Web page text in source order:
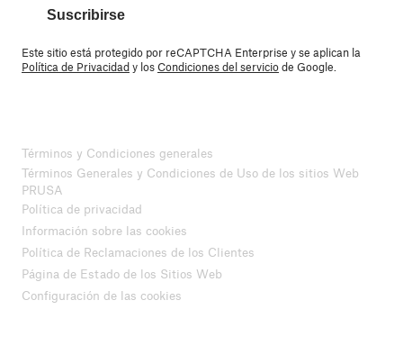
Suscribirse
Este sitio está protegido por reCAPTCHA Enterprise y se aplican la
Política de Privacidady losCondiciones del serviciode Google.
Términos y Condiciones generales
Términos Generales y Condiciones de Uso de los sitios Web
PRUSA
Política de privacidad
Información sobre las cookies
Política de Reclamaciones de los Clientes
Página de Estado de los Sitios Web
Configuración de las cookies